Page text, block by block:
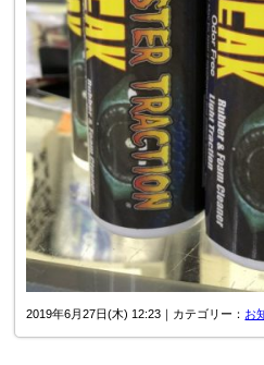
2019年6月27日(木) 12:23｜カテゴリー： お